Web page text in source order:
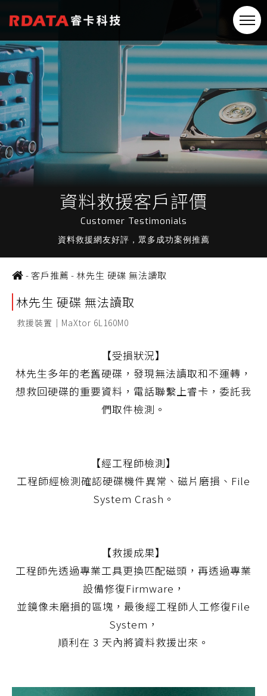
資料救援客戶評價
Customer Testimonials
資料救援網友好評，眾多成功案例推薦
-客戶推薦 - 林先生 硬碟 無法讀取
林先生 硬碟 無法讀取
救援裝置｜MaXtor 6L160M0
【受損狀況】
林先生多年的老舊硬碟，發現無法讀取和不運轉，
想救回硬碟的重要資料，電話聯繫上睿卡，委託我
們取件檢測。
【經工程師檢測】
工程師經檢測確認硬碟機件異常、磁片磨損、File
System Crash。
【救援成果】
工程師先透過專業工具更換匹配磁頭，再透過專業
設備修復Firmware，
並鏡像未磨損的區塊，最後經工程師人工修復File
System，
順利在 3 天內將資料救援出來。